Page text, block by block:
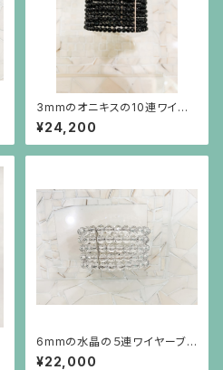
3mmのオニキスの10連ワイヤ
ーブレスレット
¥24,200
6mmの水晶の５連ワイヤーブレ
スレット
¥22,000